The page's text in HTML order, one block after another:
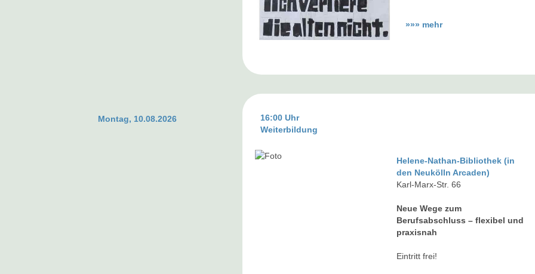
»»» mehr
Montag, 10.08.2026
16:00 Uhr
Weiterbildung
Helene-Nathan-Bibliothek (in
den Neukölln Arcaden)
Karl-Marx-Str. 66
Neue Wege zum
Berufsabschluss – flexibel und
praxisnah
Eintritt frei!